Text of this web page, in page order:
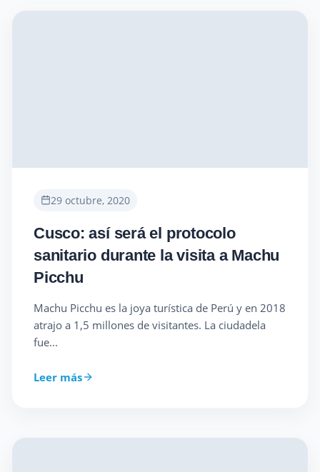
29 octubre, 2020
Cusco: así será el protocolo
sanitario durante la visita a Machu
Picchu
Machu Picchu es la joya turística de Perú y en 2018
atrajo a 1,5 millones de visitantes. La ciudadela
fue...
Leer más